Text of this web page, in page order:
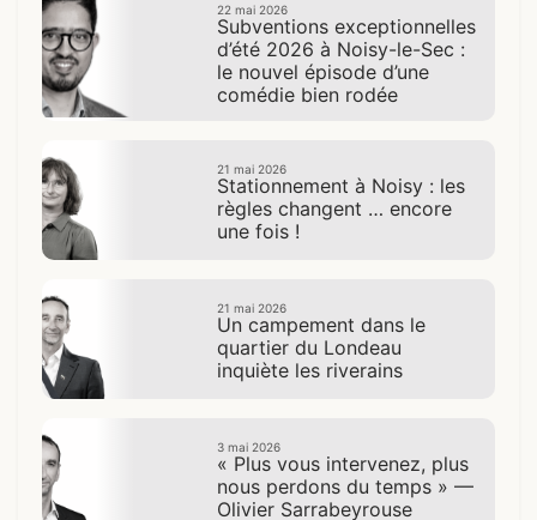
22 mai 2026
Subventions exceptionnelles
d’été 2026 à Noisy-le-Sec :
le nouvel épisode d’une
comédie bien rodée
21 mai 2026
Stationnement à Noisy : les
règles changent … encore
une fois !
21 mai 2026
Un campement dans le
quartier du Londeau
inquiète les riverains
3 mai 2026
« Plus vous intervenez, plus
nous perdons du temps » —
Olivier Sarrabeyrouse